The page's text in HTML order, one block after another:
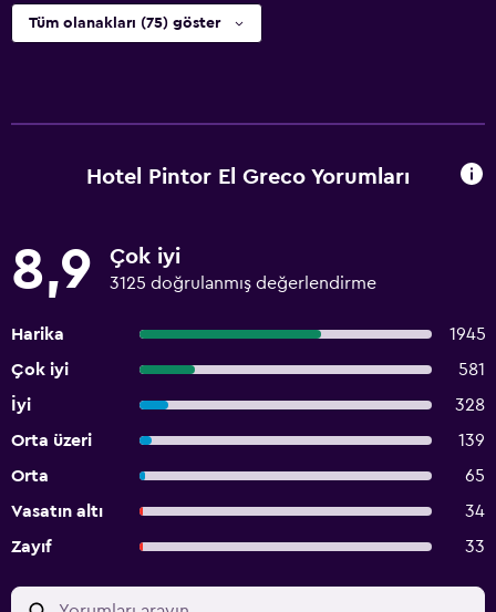
Tüm olanakları (75) göster
Hotel Pintor El Greco Yorumları
8,9 Çok iyi
3125 doğrulanmış değerlendirme
Harika
1945
Çok iyi
581
İyi
328
Orta üzeri
139
Orta
65
Vasatın altı
34
Zayıf
33